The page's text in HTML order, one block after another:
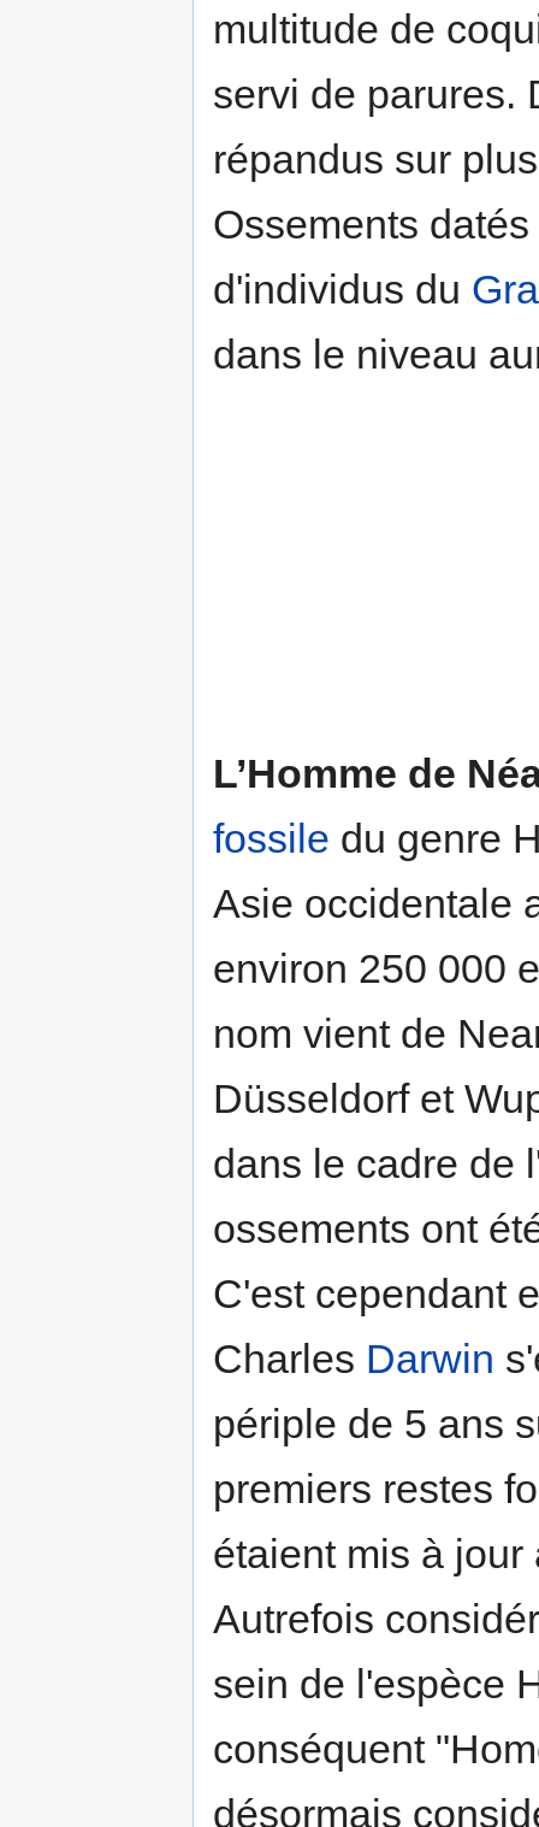
multitude de
servi de parures.
répandus sur
Ossements datés
d'individus du
dans le niveau
L’Homme de
fossile du genre
Asie occidentale
environ 250 000
nom vient de
Düsseldorf et
dans le cadre de
ossements ont
C'est cependant
Charles Darwin
périple de 5 ans
premiers restes
étaient mis à
Autrefois
sein de l'espèce
conséquent
désormais